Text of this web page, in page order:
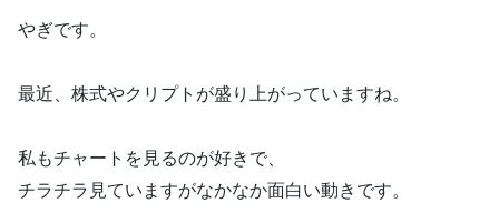
やぎです。
最近、株式やクリプトが盛り上がっていますね。
私もチャートを見るのが好きで、
チラチラ見ていますがなかなか面白い動きです。